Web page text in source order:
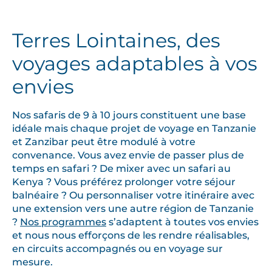
Terres Lointaines, des
voyages adaptables à vos
envies
Nos safaris de 9 à 10 jours constituent une base
idéale mais chaque projet de voyage en Tanzanie
et Zanzibar peut être modulé à votre
convenance. Vous avez envie de passer plus de
temps en safari ? De mixer avec un safari au
Kenya ? Vous préférez prolonger votre séjour
balnéaire ? Ou personnaliser votre itinéraire avec
une extension vers une autre région de Tanzanie
? Nos programmes s’adaptent à toutes vos envies
et nous nous efforçons de les rendre réalisables,
en circuits accompagnés ou en voyage sur
mesure.